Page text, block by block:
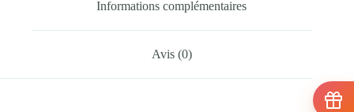
Informations complémentaires
Avis (0)